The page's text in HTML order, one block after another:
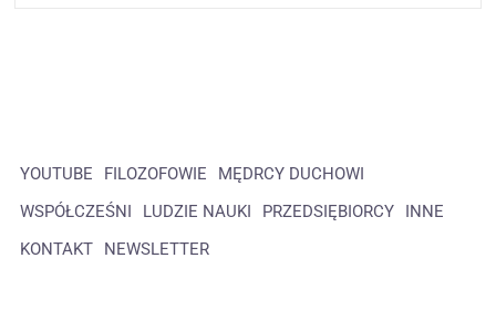
YOUTUBE FILOZOFOWIE
MĘDRCY DUCHOWI
WSPÓŁCZEŚNI
LUDZIE NAUKI PRZEDSIĘBIORCY
INNE
KONTAKT
NEWSLETTER